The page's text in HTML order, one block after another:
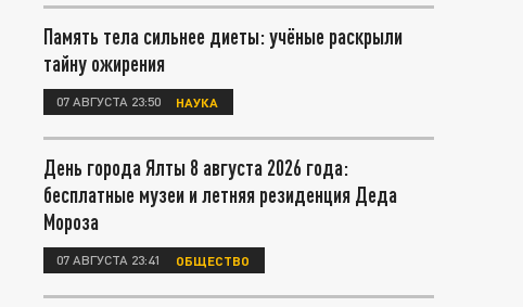
Память тела сильнее диеты: учёные раскрыли
тайну ожирения
07 АВГУСТА 23:50 НАУКА
День города Ялты 8 августа 2026 года:
бесплатные музеи и летняя резиденция Деда
Мороза
07 АВГУСТА 23:41 ОБЩЕСТВО